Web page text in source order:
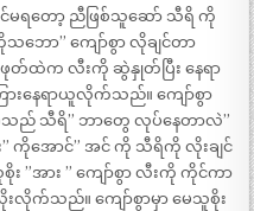
မရတော့ ညီဖြစ်သူဆော် သီရိ ကို
သဘော” ကျော်စွာ လိုချင်တာ
ဖုတ်ထဲက လီးကို ဆွဲနှုတ်ပြီး နေရာ
းနေရာယူလိုက်သည်။ ကျော်စွာ
သည် သီရိ” ဘာတွေ လုပ်နေတာလဲ”
ကိုအောင်” အင် ကို သီရိကို လိုးချင်
”အား ” ကျော်စွာ လီးကို ကိုင်ကာ
းလိုက်သည်။ ကျော်စွာမှာ မေသူစိုး